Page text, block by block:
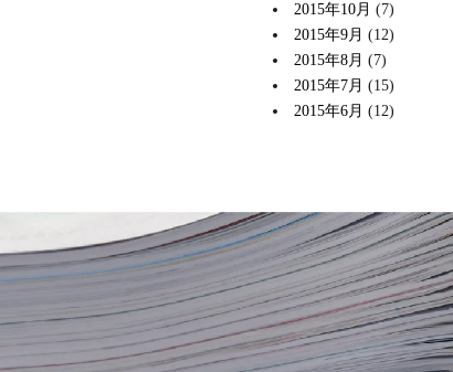
2015年10月 (7)
2015年9月 (12)
2015年8月 (7)
2015年7月 (15)
2015年6月 (12)